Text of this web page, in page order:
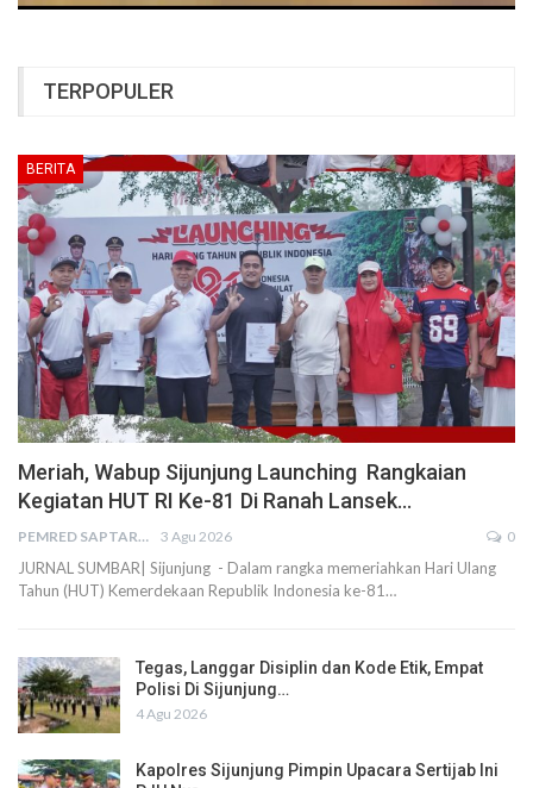
TERPOPULER
BERITA
Meriah, Wabup Sijunjung Launching Rangkaian
Kegiatan HUT RI Ke-81 Di Ranah Lansek…
PEMRED SAPTARIUS 3 Agu 2026 0
JURNAL SUMBAR| Sijunjung - Dalam rangka memeriahkan Hari Ulang
Tahun (HUT) Kemerdekaan Republik Indonesia ke-81…
Tegas, Langgar Disiplin dan Kode Etik, Empat
Polisi Di Sijunjung…
4 Agu 2026
Kapolres Sijunjung Pimpin Upacara Sertijab Ini